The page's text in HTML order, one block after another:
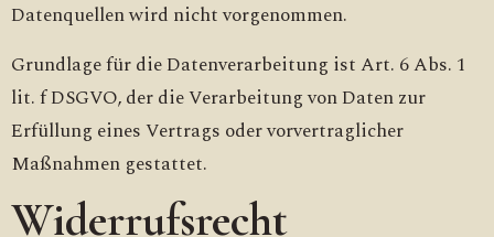
Datenquellen wird nicht vorgenommen.
Grundlage für die Datenverarbeitung ist Art. 6 Abs. 1
lit. f DSGVO, der die Verarbeitung von Daten zur
Erfüllung eines Vertrags oder vorvertraglicher
Maßnahmen gestattet.
Widerrufsrecht